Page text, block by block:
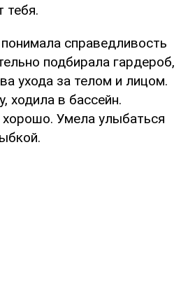
тебя.
справедливость
подбирала гардероб,
ухода за телом и лицом.
ходила в бассейн.
Умела улыбаться